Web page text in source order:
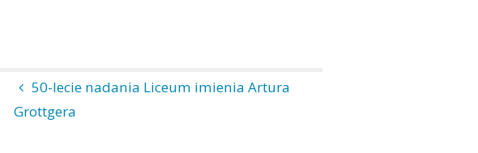
50-lecie nadania Liceum imienia Artura
Grottgera